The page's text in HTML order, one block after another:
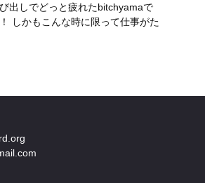
出しでどっと疲れたbitchyamaで
しかもこんな時に限って仕事がた